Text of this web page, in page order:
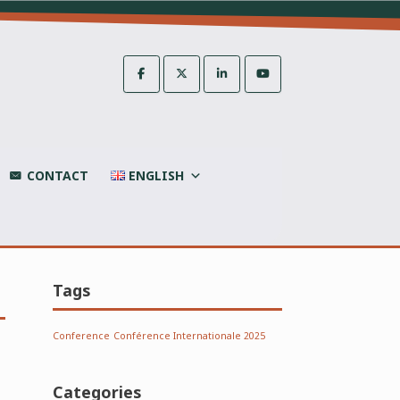
CONTACT
ENGLISH
Tags
Conference Conférence Internationale 2025
Categories